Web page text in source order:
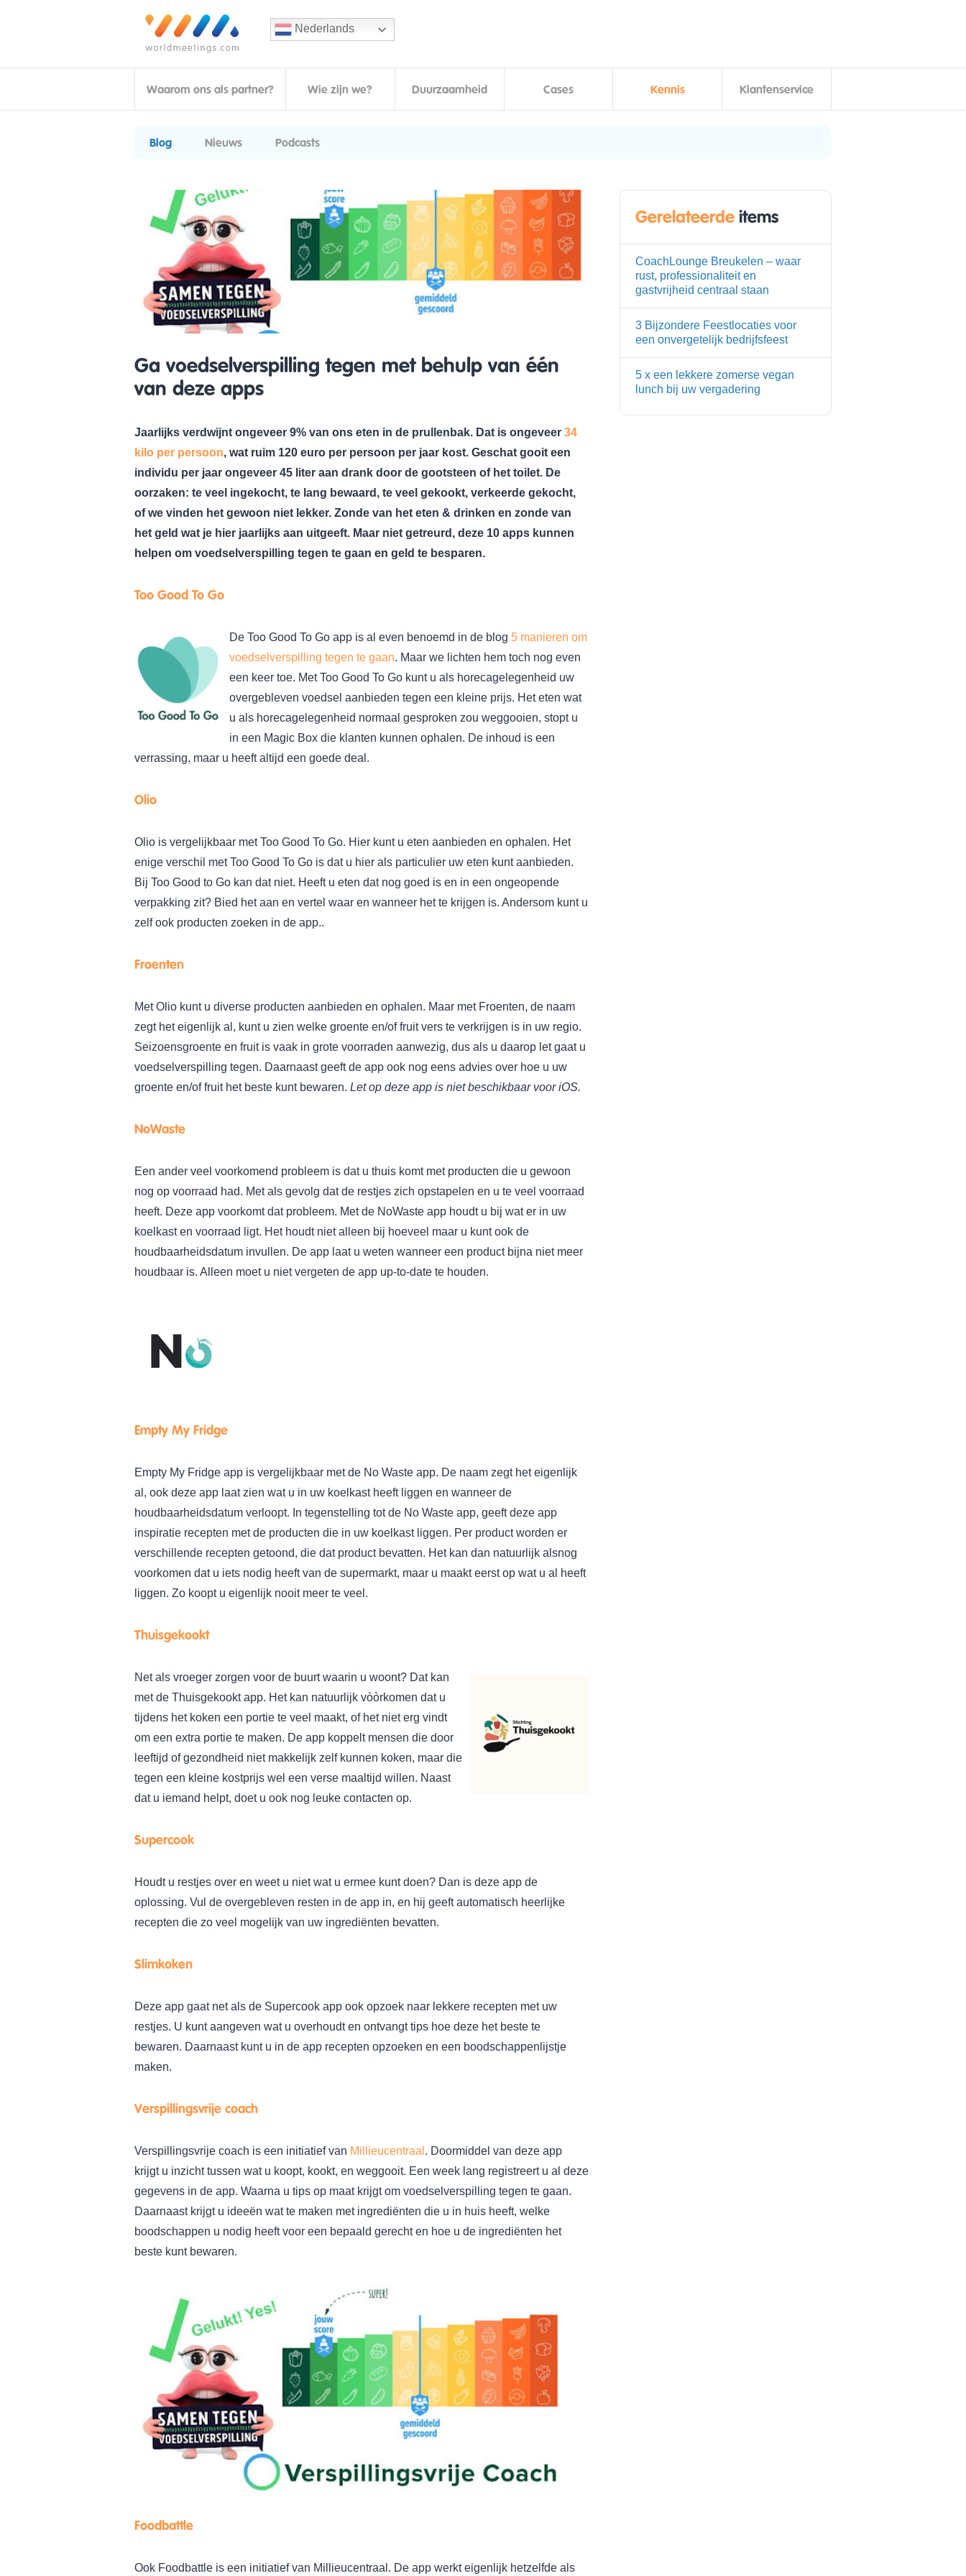
Nederlands
Waarom ons als partner? Wie zijn we? Duurzaamheid Cases Kennis Klantenservice
Blog Nieuws Podcasts
Ga voedselverspilling tegen met behulp van één
van deze apps
Jaarlijks verdwijnt ongeveer 9% van ons eten in de prullenbak. Dat is ongeveer 34
kilo per persoon, wat ruim 120 euro per persoon per jaar kost. Geschat gooit een
individu per jaar ongeveer 45 liter aan drank door de gootsteen of het toilet. De
oorzaken: te veel ingekocht, te lang bewaard, te veel gekookt, verkeerde gekocht,
of we vinden het gewoon niet lekker. Zonde van het eten & drinken en zonde van
het geld wat je hier jaarlijks aan uitgeeft. Maar niet getreurd, deze 10 apps kunnen
helpen om voedselverspilling tegen te gaan en geld te besparen.
Too Good To Go
De Too Good To Go app is al even benoemd in de blog 5 manieren om
voedselverspilling tegen te gaan. Maar we lichten hem toch nog even
een keer toe. Met Too Good To Go kunt u als horecagelegenheid uw
overgebleven voedsel aanbieden tegen een kleine prijs. Het eten wat
u als horecagelegenheid normaal gesproken zou weggooien, stopt u
in een Magic Box die klanten kunnen ophalen. De inhoud is een
verrassing, maar u heeft altijd een goede deal.
Olio
Olio is vergelijkbaar met Too Good To Go. Hier kunt u eten aanbieden en ophalen. Het
enige verschil met Too Good To Go is dat u hier als particulier uw eten kunt aanbieden.
Bij Too Good to Go kan dat niet. Heeft u eten dat nog goed is en in een ongeopende
verpakking zit? Bied het aan en vertel waar en wanneer het te krijgen is. Andersom kunt u
zelf ook producten zoeken in de app..
Froenten
Met Olio kunt u diverse producten aanbieden en ophalen. Maar met Froenten, de naam
zegt het eigenlijk al, kunt u zien welke groente en/of fruit vers te verkrijgen is in uw regio.
Seizoensgroente en fruit is vaak in grote voorraden aanwezig, dus als u daarop let gaat u
voedselverspilling tegen. Daarnaast geeft de app ook nog eens advies over hoe u uw
groente en/of fruit het beste kunt bewaren. Let op deze app is niet beschikbaar voor iOS.
NoWaste
Een ander veel voorkomend probleem is dat u thuis komt met producten die u gewoon
nog op voorraad had. Met als gevolg dat de restjes zich opstapelen en u te veel voorraad
heeft. Deze app voorkomt dat probleem. Met de NoWaste app houdt u bij wat er in uw
koelkast en voorraad ligt. Het houdt niet alleen bij hoeveel maar u kunt ook de
houdbaarheidsdatum invullen. De app laat u weten wanneer een product bijna niet meer
houdbaar is. Alleen moet u niet vergeten de app up-to-date te houden.
Empty My Fridge
Empty My Fridge app is vergelijkbaar met de No Waste app. De naam zegt het eigenlijk
al, ook deze app laat zien wat u in uw koelkast heeft liggen en wanneer de
houdbaarheidsdatum verloopt. In tegenstelling tot de No Waste app, geeft deze app
inspiratie recepten met de producten die in uw koelkast liggen. Per product worden er
verschillende recepten getoond, die dat product bevatten. Het kan dan natuurlijk alsnog
voorkomen dat u iets nodig heeft van de supermarkt, maar u maakt eerst op wat u al heeft
liggen. Zo koopt u eigenlijk nooit meer te veel.
Thuisgekookt
Net als vroeger zorgen voor de buurt waarin u woont? Dat kan
met de Thuisgekookt app. Het kan natuurlijk vòòrkomen dat u
tijdens het koken een portie te veel maakt, of het niet erg vindt
om een extra portie te maken. De app koppelt mensen die door
leeftijd of gezondheid niet makkelijk zelf kunnen koken, maar die
tegen een kleine kostprijs wel een verse maaltijd willen. Naast
dat u iemand helpt, doet u ook nog leuke contacten op.
Supercook
Houdt u restjes over en weet u niet wat u ermee kunt doen? Dan is deze app de
oplossing. Vul de overgebleven resten in de app in, en hij geeft automatisch heerlijke
recepten die zo veel mogelijk van uw ingrediënten bevatten.
Slimkoken
Deze app gaat net als de Supercook app ook opzoek naar lekkere recepten met uw
restjes. U kunt aangeven wat u overhoudt en ontvangt tips hoe deze het beste te
bewaren. Daarnaast kunt u in de app recepten opzoeken en een boodschappenlijstje
maken.
Verspillingsvrije coach
Verspillingsvrije coach is een initiatief van Millieucentraal . Doormiddel van deze app
krijgt u inzicht tussen wat u koopt, kookt, en weggooit. Een week lang registreert u al deze
gegevens in de app. Waarna u tips op maat krijgt om voedselverspilling tegen te gaan.
Daarnaast krijgt u ideeën wat te maken met ingrediënten die u in huis heeft, welke
boodschappen u nodig heeft voor een bepaald gerecht en hoe u de ingrediënten het
beste kunt bewaren.
Foodbattle
Ook Foodbattle is een initiatief van Millieucentraal. De app werkt eigenlijk hetzelfde als
Gerelateerde items
CoachLounge Breukelen – waar
rust, professionaliteit en
gastvrijheid centraal staan
3 Bijzondere Feestlocaties voor
een onvergetelijk bedrijfsfeest
5 x een lekkere zomerse vegan
lunch bij uw vergadering